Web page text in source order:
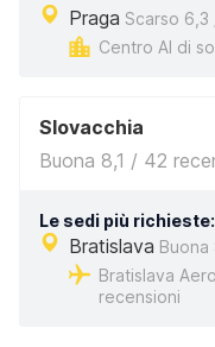
Praga Scarso 6,3
Centro Al di
Slovacchia
Buona 8,1 / 42
Le sedi più richieste:
Bratislava Buona
Bratislava
recensioni